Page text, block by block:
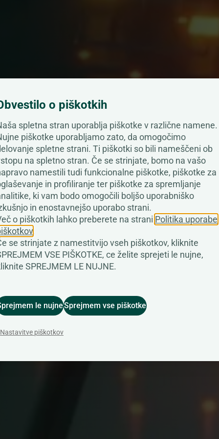
PODPIRAMO PRI
NA PODROČJU
Z ENERGIJO.
ki podjetjem pomagajo celovito
energetske pogodbe ter spremljati
Preverite možnost optimizacije
o piškotkih
spletna stran uporablja piškotke v različne namene.
piškotke uporabljamo zato, da omogočimo
spletne strani. Ti piškotki so bili nameščeni ob
na spletno stran. Če se strinjate, bomo na vašo
namestili tudi funkcionalne piškotke, piškotke za
in profiliranje ter piškotke za spremljanje
ki vam bodo omogočili boljšo uporabniško
in enostavnejšo uporabo strani.
o piškotkih lahko preberete na strani Politika uporabe
se strinjate z namestitvijo vseh piškotkov, kliknite
VSE PIŠKOTKE, ce želite sprejeti le nujne,
SPREJMEM LE NUJNE.
le nujneSprejmem vse piškotke
Nastavitve piškotkov